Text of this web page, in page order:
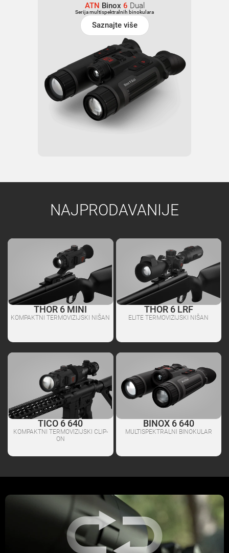
ATN Binox 6 Dual
Serija multispektralnih binokulara
Saznajte više
NAJPRODAVANIJE
THOR 6 MINI
KOMPAKTNI TERMOVIZIJSKI NIŠAN
THOR 6 LRF
ELITE TERMOVIZIJSKI NIŠAN
TICO 6 640
KOMPAKTNI TERMOVIZIJSKI CLIP-
ON
BINOX 6 640
MULTISPEKTRALNI BINOKULAR